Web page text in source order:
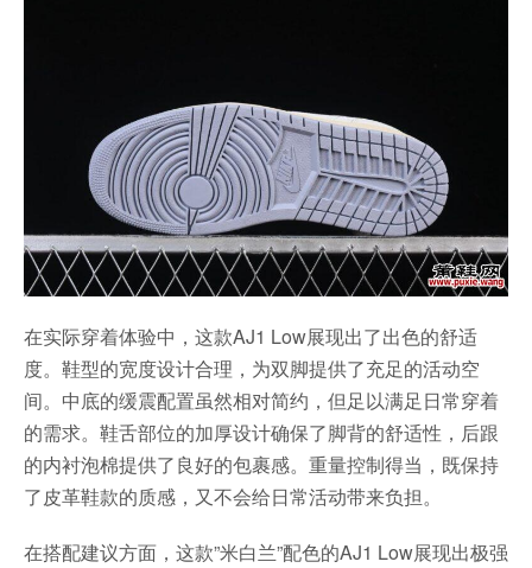
在实际穿着体验中，这款AJ1 Low展现出了出色的舒适
度。鞋型的宽度设计合理，为双脚提供了充足的活动空
间。中底的缓震配置虽然相对简约，但足以满足日常穿着
的需求。鞋舌部位的加厚设计确保了脚背的舒适性，后跟
的内衬泡棉提供了良好的包裹感。重量控制得当，既保持
了皮革鞋款的质感，又不会给日常活动带来负担。
在搭配建议方面，这款”米白兰”配色的AJ1 Low展现出极强